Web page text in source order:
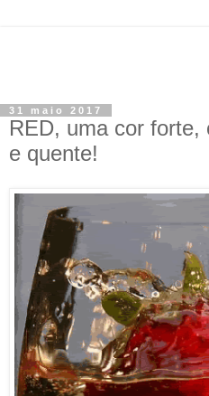
31 maio 2017
RED, uma cor forte,
e quente!